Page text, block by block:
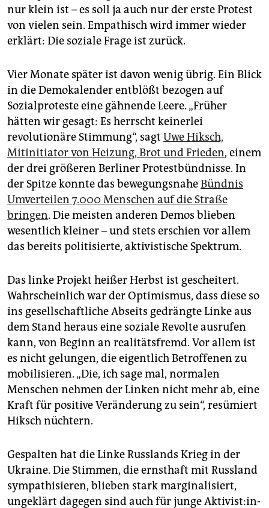
nur klein ist – es soll ja auch nur der erste Protest
von vielen sein. Empathisch wird immer wieder
erklärt: Die soziale Frage ist zurück.
Vier Monate später ist davon wenig übrig. Ein Blick
in die Demokalender entblößt bezogen auf
Sozialproteste eine gähnende Leere. „Früher
hätten wir gesagt: Es herrscht keinerlei
revolutionäre Stimmung“, sagt Uwe Hiksch,
Mitinitiator von Heizung, Brot und Frieden, einem
der drei größeren Berliner Protestbündnisse. In
der Spitze konnte das bewegungsnaheBündnis
Umverteilen 7.000 Menschen auf die Straße
bringen. Die meisten anderen Demos blieben
wesentlich kleiner – und stets erschien vor allem
das bereits politisierte, aktivistische Spektrum.
Das linke Projekt heißer Herbst ist gescheitert.
Wahrscheinlich war der Optimismus, dass diese so
ins gesellschaftliche Abseits gedrängte Linke aus
dem Stand heraus eine soziale Revolte ausrufen
kann, von Beginn an realitätsfremd. Vor allem ist
es nicht gelungen, die eigentlich Betroffenen zu
mobilisieren. „Die, ich sage mal, normalen
Menschen nehmen der Linken nicht mehr ab, eine
Kraft für positive Veränderung zu sein“, resümiert
Hiksch nüchtern.
Gespalten hat die Linke Russlands Krieg in der
Ukraine. Die Stimmen, die ernsthaft mit Russland
sympathisieren, blieben stark marginalisiert,
ungeklärt dagegen sind auch für junge Ak­ti­vis­t:in­